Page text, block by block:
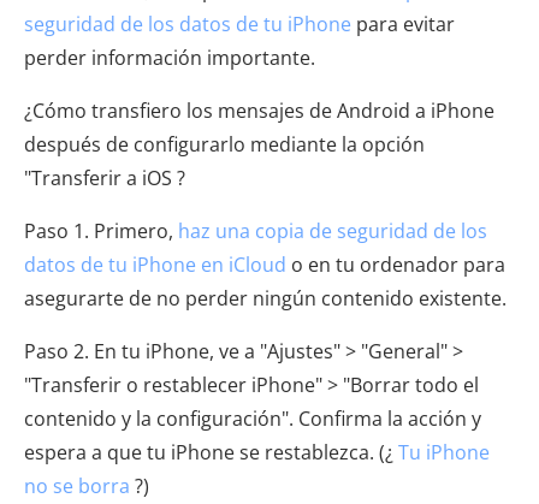
seguridad de los datos de tu iPhone para evitar
perder información importante.
¿Cómo transfiero los mensajes de Android a iPhone
después de configurarlo mediante la opción
"Transferir a iOS ?
Paso 1. Primero, haz una copia de seguridad de los
datos de tu iPhone en iCloud o en tu ordenador para
asegurarte de no perder ningún contenido existente.
Paso 2. En tu iPhone, ve a "Ajustes" > "General" >
"Transferir o restablecer iPhone" > "Borrar todo el
contenido y la configuración". Confirma la acción y
espera a que tu iPhone se restablezca. (¿ Tu iPhone
no se borra ?)